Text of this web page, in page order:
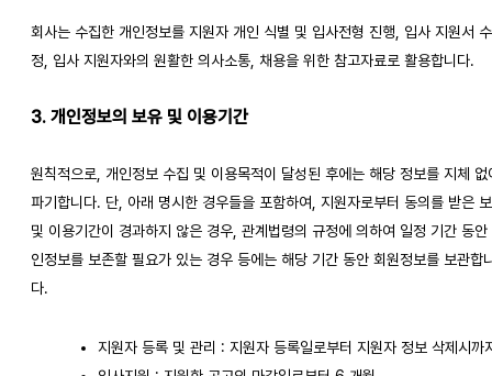
회사는 수집한 개인정보를 지원자 개인 식별 및 입사전형 진행, 입사 지원서 수
정, 입사 지원자와의 원활한 의사소통, 채용을 위한 참고자료로 활용합니다.
3. 개인정보의 보유 및 이용기간
원칙적으로, 개인정보 수집 및 이용목적이 달성된 후에는 해당 정보를 지체 없
파기합니다. 단, 아래 명시한 경우들을 포함하여, 지원자로부터 동의를 받은
및 이용기간이 경과하지 않은 경우, 관계법령의 규정에 의하여 일정 기간 동안
인정보를 보존할 필요가 있는 경우 등에는 해당 기간 동안 회원정보를 보관합
다.
지원자 등록 및 관리 : 지원자 등록일로부터 지원자 정보 삭제시까